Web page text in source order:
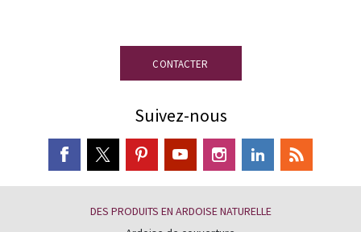
CONTACTER
Suivez-nous
DES PRODUITS EN ARDOISE NATURELLE